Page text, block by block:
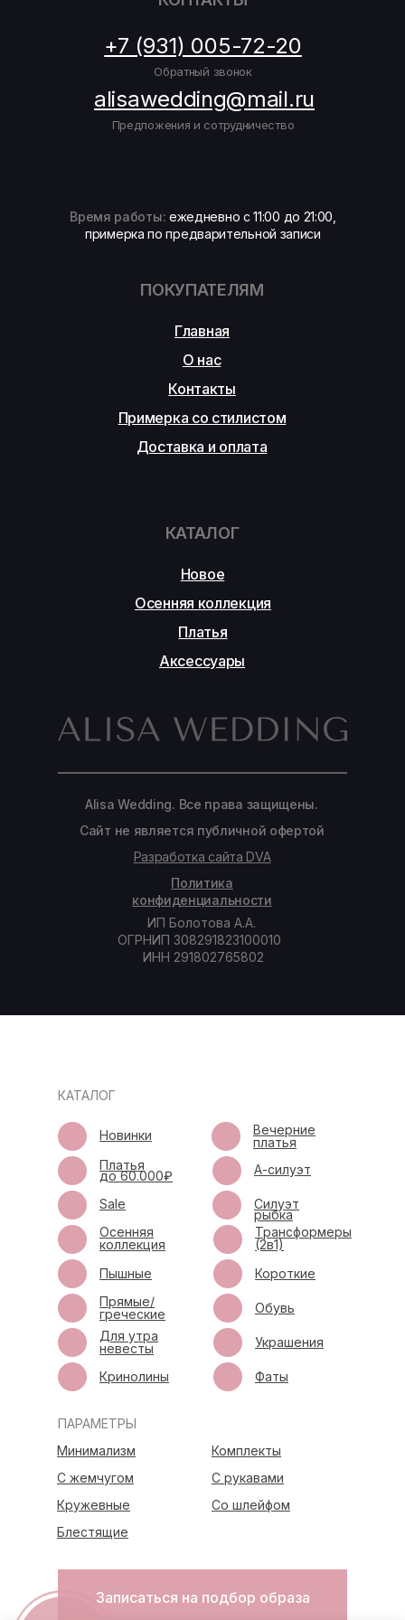
Alisa Wedding. Все права защищены.
Сайт не является публичной офертой
Политика
конфиденциальности
Разработка сайта DVA
Новое
Осенняя коллекция
+7 (931) 005-72-20
Платья
Предложения и сотрудничество
Аксессуары
Обратный звонок
Время работы: ежедневно с 11:00 до 21:00,
примерка по предварительной записи
КАТАЛОГ
ИП Болотова А.А.
ОГРНИП 308291823100010
ИНН 291802765802
alisawedding@mail.ru
Главная
О нас
Контакты
Примерка со стилистом
Доставка и оплата
ПОКУПАТЕЛЯМ
КАТАЛОГ
Записаться на подбор образа
Минимализм
С жемчугом
Кружевные
Блестящие
Со шлейфом
Комплекты
С рукавами
ПАРАМЕТРЫ
Осенняя
коллекция
Вечерние
платья
Силуэт
рыбка
Новинки
Платья
до 60.000₽ А-силуэт
Пышные
Прямые/
греческие
Трансформеры
(2в1)
Короткие
Обувь
Для утра
невесты
Кринолины
Украшения
Фаты
Sale